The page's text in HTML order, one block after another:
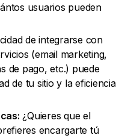
usuarios pueden
de integrarse con
(email marketing,
de pago, etc.) puede
de tu sitio y la eficiencia
¿Quieres que el
encargarte tú